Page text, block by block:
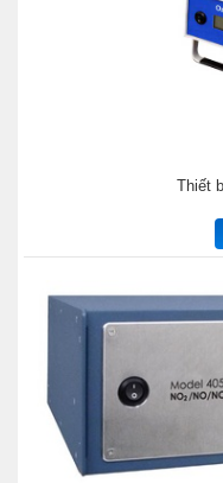
Thiết